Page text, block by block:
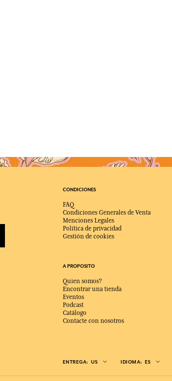
CONDICIONES
FAQ
Condiciones Generales de Venta
Menciones Legales
Política de privacidad
Gestión de cookies
A PROPOSITO
Quien somos?
Encontrar una tienda
Eventos
Podcast
Catálogo
Contacte con nosotros
ENTREGA: US IDIOMA: ES